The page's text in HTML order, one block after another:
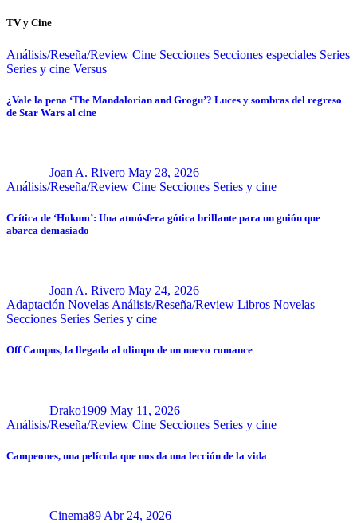
TV y Cine
Análisis/Reseña/Review Cine Secciones Secciones especiales Series
Series y cine Versus
¿Vale la pena ‘The Mandalorian and Grogu’? Luces y sombras del regreso
de Star Wars al cine
Joan A. Rivero May 28, 2026
Análisis/Reseña/Review Cine Secciones Series y cine
Crítica de ‘Hokum’: Una atmósfera gótica brillante para un guión que
abarca demasiado
Joan A. Rivero May 24, 2026
Adaptación Novelas Análisis/Reseña/Review Libros Novelas
Secciones Series Series y cine
Off Campus, la llegada al olimpo de un nuevo romance
Drako1909 May 11, 2026
Análisis/Reseña/Review Cine Secciones Series y cine
Campeones, una película que nos da una lección de la vida
Cinema89 Abr 24, 2026